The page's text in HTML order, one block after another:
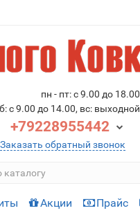
пн - пт: с 9.00 до 18.00
с 9.00 до 14.00, вс: выходной
+79228955442
Заказать обратный звонок
Акции Прайс